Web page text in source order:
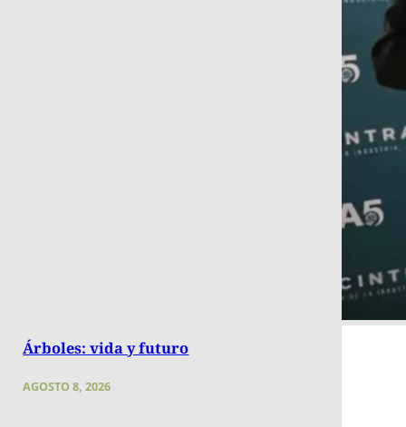
Árboles: vida y futuro
AGOSTO 8, 2026